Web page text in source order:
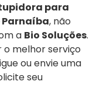
para
, não
a Bio Soluções.
melhor serviço
ou envie uma
seu